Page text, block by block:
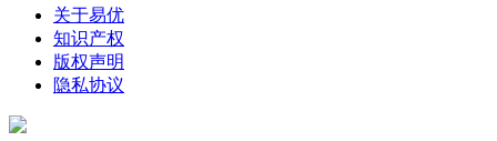
关于易优
知识产权
版权声明
隐私协议